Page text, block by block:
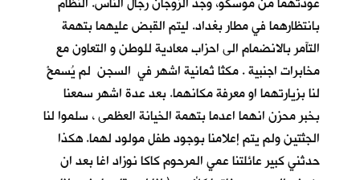
بانتظارهما في مطار بغداد. ليتم القبض عليهما بتهمة
التآمر بالانضمام الى احزاب معادية للوطن و التعاون مع
مخابرات اجنبية . مكثا ثمانية اشهر في السجن لم يُسمحْ
لنا بزيارتهما او معرفة مكانهما. بعد عدة اشهر سمعنا
بخبر محزن انهما اعدما بتهمة الخيانة العظمى ، سلموا لنا
الجثتين ولم يتم إعلامنا بوجود طفل مولود لهما. هكذا
حدثني كبير عائلتنا عمي المرحوم كاكا نوزاد اغا بعد ان